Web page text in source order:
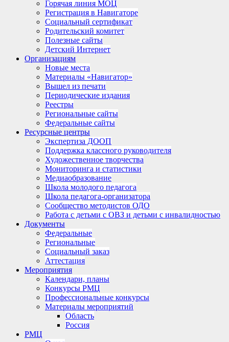
Горячая линия МОЦ
Регистрация в Навигаторе
Социальный сертификат
Родительский комитет
Полезные сайты
Детский Интернет
Организациям
Новые места
Материалы «Навигатор»
Вышел из печати
Периодические издания
Реестры
Региональные сайты
Федеральные сайты
Ресурсные центры
Экспертиза ДООП
Поддержка классного руководителя
Художественное творчества
Мониторинга и статистики
Медиаобразование
Школа молодого педагога
Школа педагога-организатора
Сообщество методистов ОДО
Работа с детьми с ОВЗ и детьми с инвалидностью
Документы
Федеральные
Региональные
Социальный заказ
Аттестация
Мероприятия
Календари, планы
Конкурсы РМЦ
Профессиональные конкурсы
Материалы мероприятий
Область
Россия
РМЦ